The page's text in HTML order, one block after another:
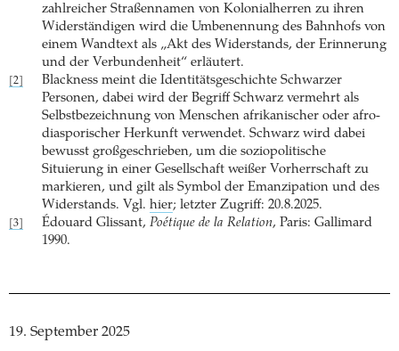
zahlreicher Straßennamen von Kolonialherren zu ihren
Widerständigen wird die Umbenennung des Bahnhofs von
einem Wandtext als „Akt des Widerstands, der Erinnerung
und der Verbundenheit“ erläutert.
[2]
Blackness meint die Identitätsgeschichte Schwarzer
Personen, dabei wird der Begriff Schwarz vermehrt als
Selbstbezeichnung von Menschen afrikanischer oder afro-
diasporischer Herkunft verwendet. Schwarz wird dabei
bewusst großgeschrieben, um die soziopolitische
Situierung in einer Gesellschaft weißer Vorherrschaft zu
markieren, und gilt als Symbol der Emanzipation und des
Widerstands. Vgl. hier; letzter Zugriff: 20.8.2025.
[3] Édouard Glissant, Poétique de la Relation, Paris: Gallimard
1990.
19. September 2025